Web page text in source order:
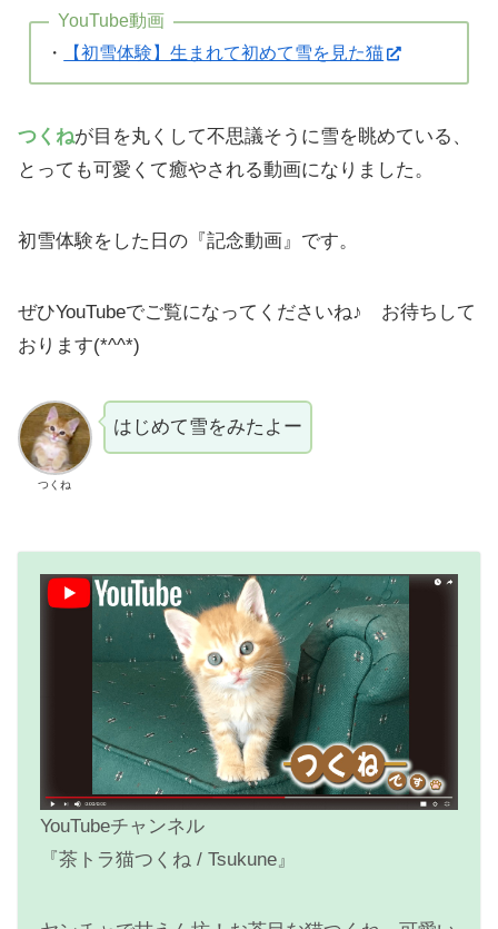
YouTube動画
・
【初雪体験】生まれて初めて雪を見た猫
つくねが目を丸くして不思議そうに雪を眺めている、
とっても可愛くて癒やされる動画になりました。
初雪体験をした日の『記念動画』です。
ぜひYouTubeでご覧になってくださいね♪ お待ちして
おります(*^^*)
つくね
はじめて雪をみたよー
YouTubeチャンネル
『茶トラ猫つくね / Tsukune』